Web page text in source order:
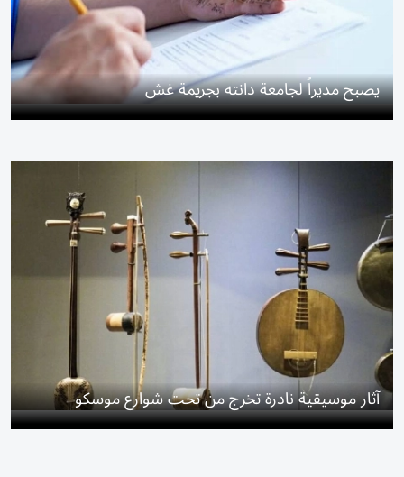
يصبح مديراً لجامعة دانته بجريمة غش
آثار موسيقية نادرة تخرج من تحت شوارع موسكو